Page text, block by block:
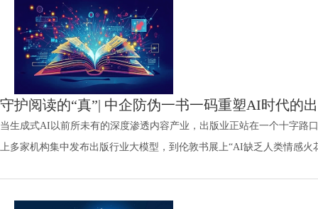
守护阅读的“真”| 中企防伪一书一码重塑AI时代的
当生成式AI以前所未有的深度渗透内容产业，出版业正站在一个十字路
上多家机构集中发布出版行业大模型，到伦敦书展上“AI缺乏人类情感